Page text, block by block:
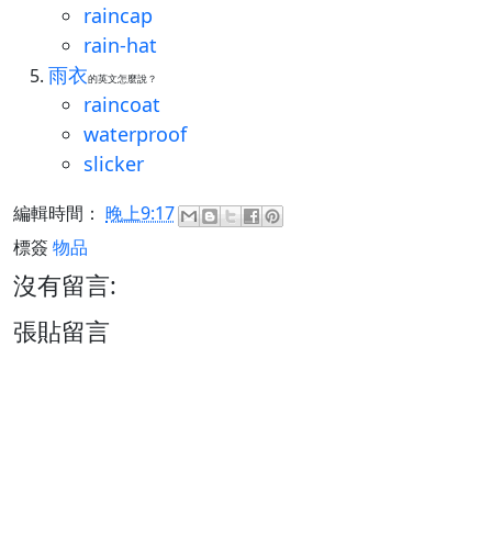
raincap
rain-hat
雨衣的英文怎麼說？
raincoat
waterproof
slicker
編輯時間： 晚上9:17
標簽 物品
沒有留言:
張貼留言